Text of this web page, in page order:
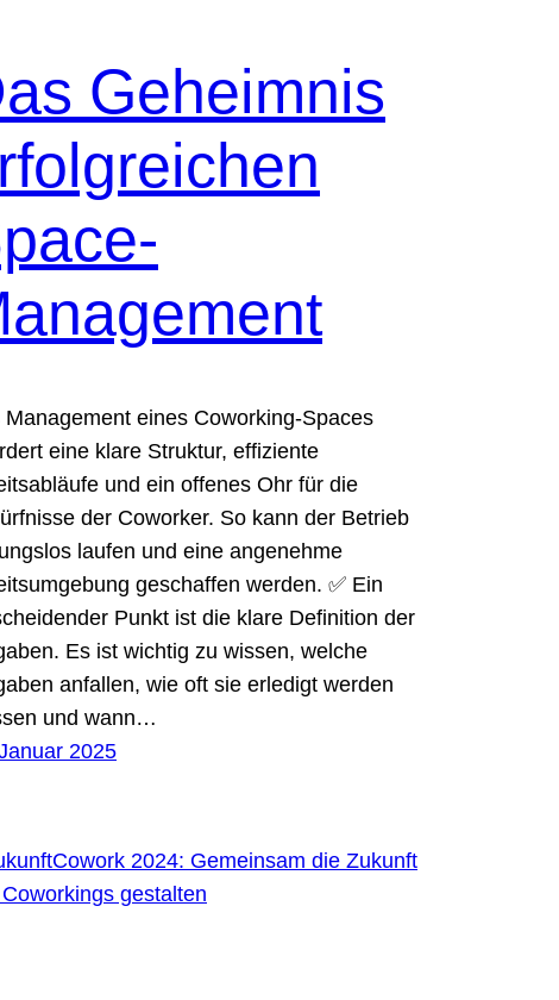
Geheimnis
Management eines Coworking-Spaces
eine klare Struktur, effiziente
und ein offenes Ohr für die
der Coworker. So kann der Betrieb
laufen und eine angenehme
geschaffen werden. ✅ Ein
Punkt ist die klare Definition der
Es ist wichtig zu wissen, welche
anfallen, wie oft sie erledigt werden
und wann…
2025